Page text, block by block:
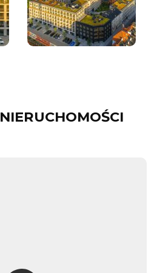
NIERUCHOMOŚCI